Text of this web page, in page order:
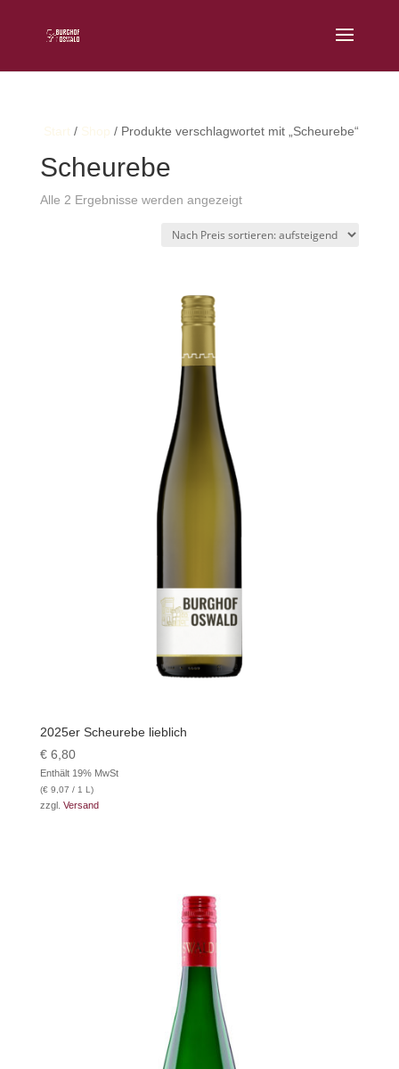
Start / Shop / Produkte verschlagwortet mit „Scheurebe“
Scheurebe
Alle 2 Ergebnisse werden angezeigtNach
sortiert:
2025er Scheurebe lieblich
€6,80
Enthält 19% MwSt
(€9,07 / 1 L)
zzgl. Versand